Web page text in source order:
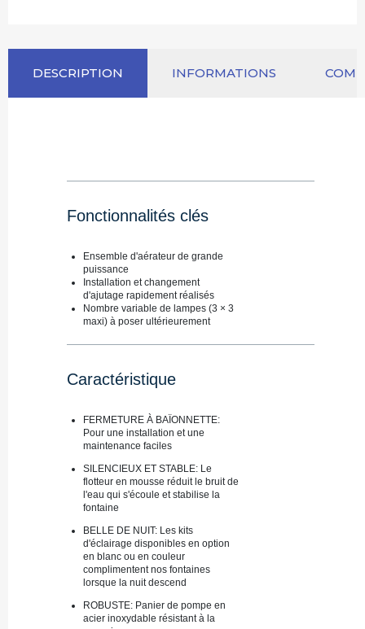
DESCRIPTION INFORMATIONS
Fonctionnalités clés
Ensemble d'aérateur de grande
puissance
Installation et changement
d'ajutage rapidement réalisés
Nombre variable de lampes (3 × 3
maxi) à poser ultérieurement
Caractéristique
FERMETURE À BAÏONNETTE:
Pour une installation et une
maintenance faciles
SILENCIEUX ET STABLE​​: Le
flotteur en mousse réduit le bruit de
l'eau qui s'écoule et stabilise la
fontaine
BELLE DE NUIT​​: Les kits
d'éclairage disponibles en option
en blanc ou en couleur
complimentent nos fontaines
lorsque la nuit descend
ROBUSTE: Panier de pompe en
acier inoxydable résistant à la